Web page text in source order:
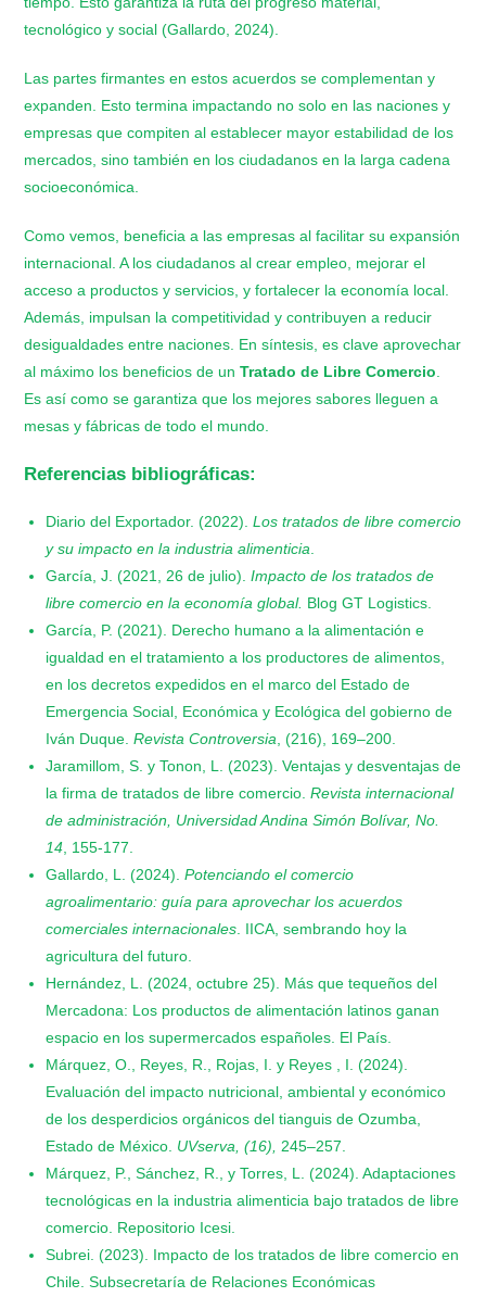
tecnológico y social (Gallardo, 2024).
Las partes firmantes en estos acuerdos se complementan y
expanden. Esto termina impactando no solo en las naciones y
empresas que compiten al establecer mayor estabilidad de los
mercados, sino también en los ciudadanos en la larga cadena
socioeconómica.
Como vemos, beneficia a las empresas al facilitar su expansión
internacional. A los ciudadanos al crear empleo, mejorar el
acceso a productos y servicios, y fortalecer la economía local.
Además, impulsan la competitividad y contribuyen a reducir
desigualdades entre naciones. En síntesis, es clave aprovechar
al máximo los beneficios de unTratado de Libre Comercio.
Es así como se garantiza que los mejores sabores lleguen a
mesas y fábricas de todo el mundo.
Referencias bibliográficas:
Diario del Exportador. (2022). Los tratados de libre comercio
y su impacto en la industria alimenticia.
García, J. (2021, 26 de julio).Impacto de los tratados de
libre comercio en la economía global. Blog GT Logistics.
García, P. (2021). Derecho humano a la alimentación e
igualdad en el tratamiento a los productores de alimentos,
en los decretos expedidos en el marco del Estado de
Emergencia Social, Económica y Ecológica del gobierno de
Iván Duque.Revista Controversia, (216), 169–200.
Jaramillom, S. y Tonon, L. (2023). Ventajas y desventajas de
la firma de tratados de libre comercio.Revista internacional
de administración, Universidad Andina Simón Bolívar, No.
14, 155-177.
Gallardo, L. (2024).Potenciando el comercio
agroalimentario: guía para aprovechar los acuerdos
comerciales internacionales. IICA, sembrando hoy la
agricultura del futuro.
Hernández, L. (2024, octubre 25). Más que tequeños del
Mercadona: Los productos de alimentación latinos ganan
espacio en los supermercados españoles. El País.
Márquez, O., Reyes, R., Rojas, I. y Reyes , I. (2024).
Evaluación del impacto nutricional, ambiental y económico
de los desperdicios orgánicos del tianguis de Ozumba,
Estado de México. UVserva, (16), 245–257.
Márquez, P., Sánchez, R., y Torres, L. (2024). Adaptaciones
tecnológicas en la industria alimenticia bajo tratados de libre
comercio. Repositorio Icesi.
Subrei. (2023). Impacto de los tratados de libre comercio en
Chile. Subsecretaría de Relaciones Económicas